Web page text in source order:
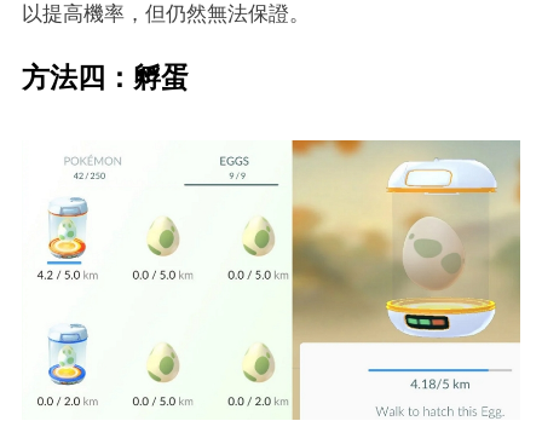
以提高機率，但仍然無法保證。
方法四：孵蛋